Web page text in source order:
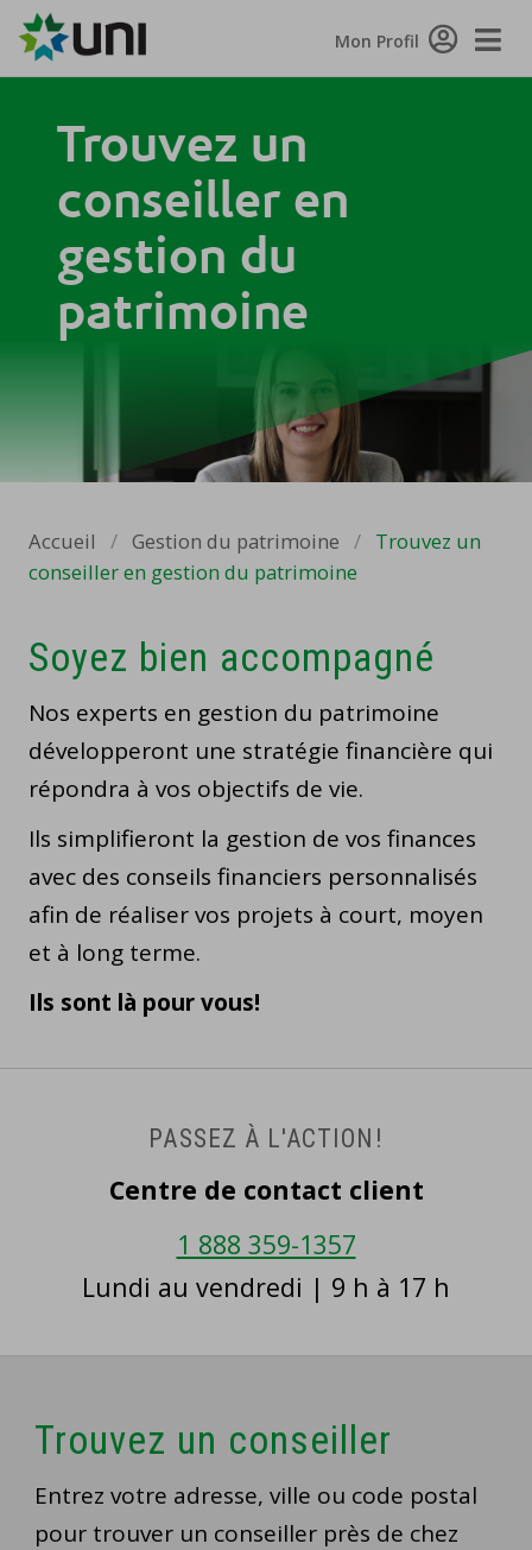
Mon Profil
Trouvez un
conseiller en
gestion du
patrimoine
Accueil / Gestion du patrimoine / Trouvez un
conseiller en gestion du patrimoine
Soyez bien accompagné
Nos experts en gestion du patrimoine
développeront une stratégie financière qui
répondra à vos objectifs de vie.
Ils simplifieront la gestion de vos finances
avec des conseils financiers personnalisés
afin de réaliser vos projets à court, moyen
et à long terme.
Ils sont là pour vous!
PASSEZ À L'ACTION!
Centre de contact client
1 888 359-1357
Lundi au vendredi | 9 h à 17 h
Trouvez un conseiller
Entrez votre adresse, ville ou code postal
pour trouver un conseiller près de chez